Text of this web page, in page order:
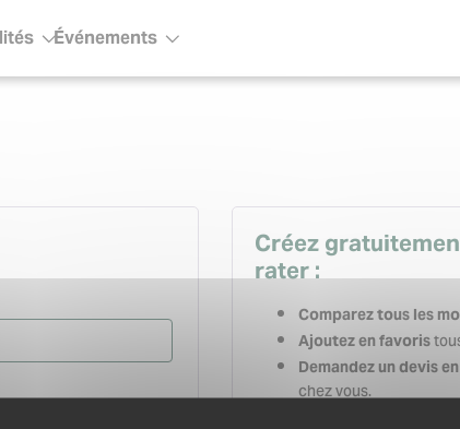
menuÉvénementsSous-menu
Créez
rater :
Comparez tous les
Ajoutez en favoris
Demandez un devis
chez vous.
Gardez un